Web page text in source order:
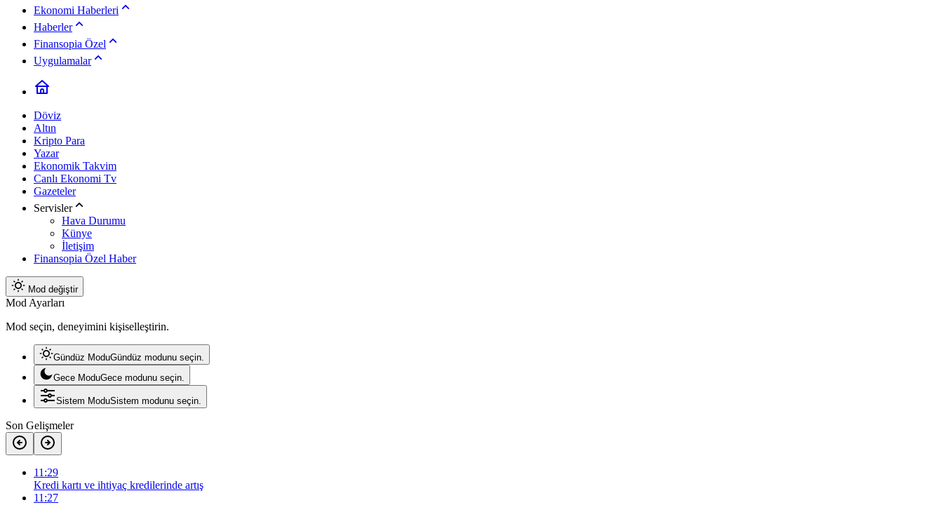
Ekonomi Haberleri
Haberler
Finansopia Özel
Uygulamalar
Döviz
Altın
Kripto Para
Yazar
Ekonomik Takvim
Canlı Ekonomi Tv
Gazeteler
Servisler
Hava Durumu
Künye
İletişim
Finansopia Özel Haber
Mod değiştir
Mod Ayarları
Mod seçin, deneyimini kişiselleştirin.
Gündüz ModuGündüz modunu seçin.
Gece ModuGece modunu seçin.
Sistem ModuSistem modunu seçin.
Son Gelişmeler
11:29
Kredi kartı ve ihtiyaç kredilerinde artış
11:27